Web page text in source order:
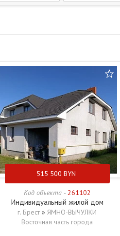
515 500 BYN
Код объекта - 261102
Индивидуальный жилой дом
г. Брест » ЯМНО-ВЫЧУЛКИ
Восточная часть города